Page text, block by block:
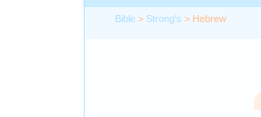
Bible > Strong's > Hebrew